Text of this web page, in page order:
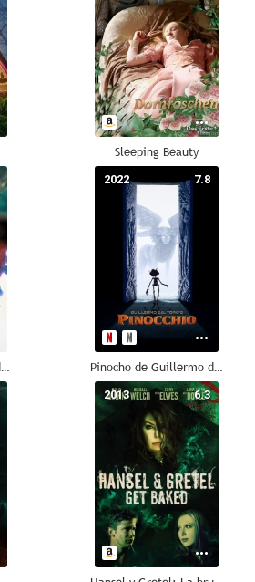
Sleeping Beauty
Tres mil años esperándote
7.8
2022
Pinocho de Guillermo del Toro
6.3
2013